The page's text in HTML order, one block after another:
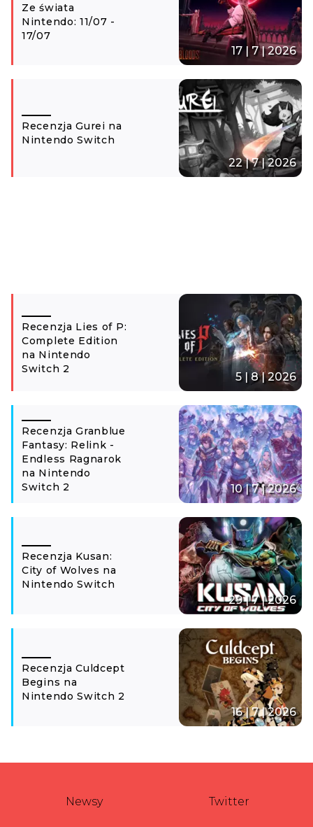
Ze świata
Nintendo: 11/07 -
17/07
17 | 7 | 2026
Recenzja Gurei na
Nintendo Switch
22 | 7 | 2026
Recenzja Lies of P:
Complete Edition
na Nintendo
Switch 2
5 | 8 | 2026
Recenzja Granblue
Fantasy: Relink -
Endless Ragnarok
na Nintendo
Switch 2
10 | 7 | 2026
Recenzja Kusan:
City of Wolves na
Nintendo Switch
29 | 7 | 2026
Recenzja Culdcept
Begins na
Nintendo Switch 2
16 | 7 | 2026
Newsy Twitter